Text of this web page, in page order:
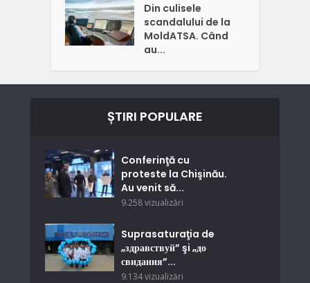
Din culisele
scandalului de la
MoldATSA. Când
au...
ȘTIRI POPULARE
Conferinţă cu
proteste la Chişinău.
Au venit să...
9.258 vizualizări
Suprasaturaţia de
„здравствуй” şi „до
свидания”...
9.134 vizualizări